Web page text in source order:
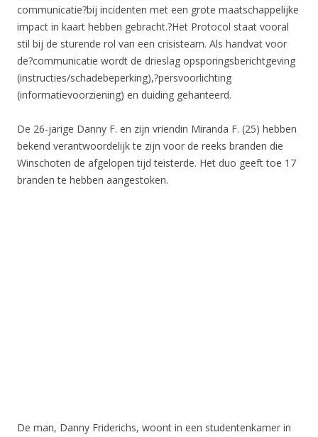
communicatie?bij incidenten met een grote maatschappelijke
impact in kaart hebben gebracht.?Het Protocol staat vooral
stil bij de sturende rol van een crisisteam. Als handvat voor
de?communicatie wordt de drieslag opsporingsberichtgeving
(instructies/schadebeperking),?persvoorlichting
(informatievoorziening) en duiding gehanteerd.
De 26-jarige Danny F. en zijn vriendin Miranda F. (25) hebben
bekend verantwoordelijk te zijn voor de reeks branden die
Winschoten de afgelopen tijd teisterde. Het duo geeft toe 17
branden te hebben aangestoken.
De man, Danny Friderichs, woont in een studentenkamer in